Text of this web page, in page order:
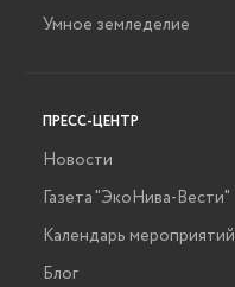
Умное земледелие
ПРЕСС-ЦЕНТР
Новости
Газета "ЭкоНива-Вести"
Календарь мероприятий
Блог